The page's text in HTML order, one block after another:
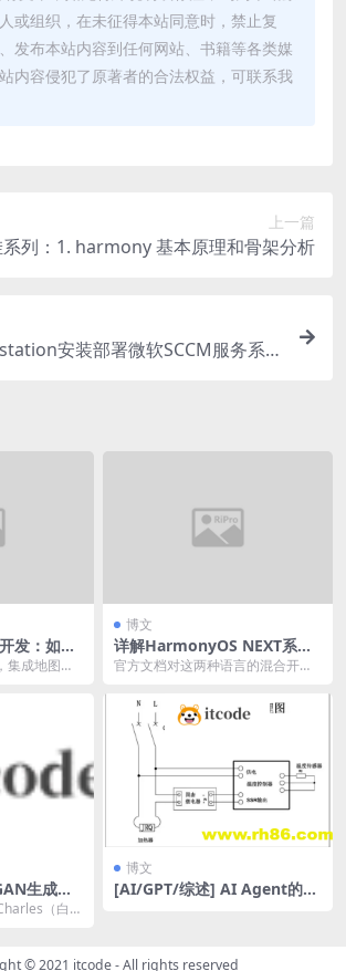
或组织，在未征得本站同意时，禁止复
发布本站内容到任何网站、书籍等各类媒
内容侵犯了原著者的合法权益，可联系我
上一篇
系列：1. harmony 基本原理和骨架分析
安装部署微软SCCM服务系
发：如何
运动跟随
集成地图功
博文
详解HarmonyOS NEXT系统
中ArkTS和仓颉的混合开发
官方文档对这两种语言的混合开发
绍，但是幽蓝君自己学习...
生成动
（白露
博文
[AI/GPT/综述] AI Agent的设
© 2021 itcode- All rights reserved